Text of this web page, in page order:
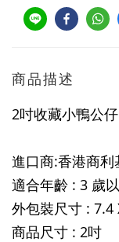
商品描述
2吋收藏小鴨公仔
進口商:香港商利
適合年齡 : 3 歲
外包裝尺寸 : 7.4
商品尺寸 : 2吋